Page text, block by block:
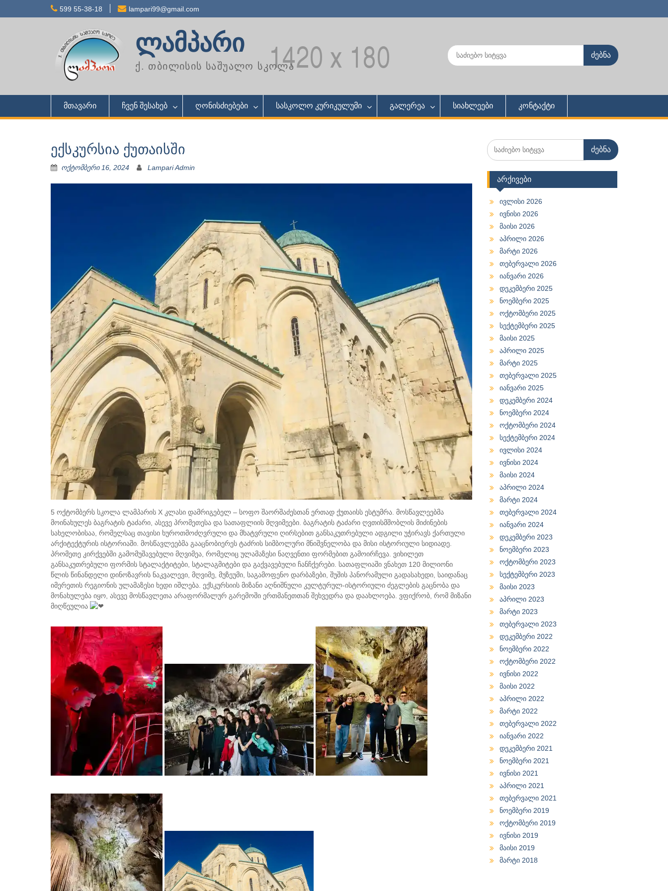
599 55-38-18 lampari99@gmail.com
ლამპარი
ქ. თბილისის საშუალო სკოლა
Search
for:
მთავარი ჩვენ შესახებ ღონისძიებები სასკოლო კურიკულუმი გალერეა სიახლეები კონტაქტი
ექსკურსია ქუთაისში
ოქტომბერი 16, 2024 Lampari Admin
5 ოქტომბერს სკოლა ლამპარის X კლასი დამრიგებელ – სოფო შაორშაძესთან ერთად ქუთაისს ესტუმრა. მოსწავლეებმა
მოინახულეს ბაგრატის ტაძარი, ასევე პრომეთესა და სათაფლიის მღვიმეები. ბაგრატის ტაძარი ღვთისმშობლის მიძინების
სახელობისაა, რომელსაც თავისი ხუროთმოძღვრული და მხატვრული ღირსებით განსაკუთრებული ადგილი უჭირავს ქართული
არქიტექტურის ისტორიაში. მოსწავლეებმა გააცნობიერეს ტაძრის სიმბოლური მნიშვნელობა და მისი ისტორიული სიდიადე.
პრომეთე კირქვებში გამომუშავებული მღვიმეა, რომელიც ულამაზესი ნაღვენთი ფორმებით გამოირჩევა. ვიხილეთ
განსაკუთრებული ფორმის სტალაქტიტები, სტალაგმიტები და გაქვავებული ჩანჩქერები. სათაფლიაში ვნახეთ 120 მილიონი
წლის წინანდელი დინოზავრის ნაკვალევი, მღვიმე, მუზეუმი, საგამოფენო დარბაზები, შუშის პანორამული გადასახედი, საიდანაც
იმერეთის რეგიონის ულამაზესი ხედი იშლება. ექსკურსიის მიზანი აღნიშნული კულტურულ-ისტორიული ძეგლების გაცნობა და
მონახულება იყო, ასევე მოსწავლეთა არაფორმალურ გარემოში ერთმანეთთან შეხვედრა და დაახლოება. ვფიქრობ, რომ მიზანი
მიღწეულია
Search
for:
არქივები
ივლისი 2026
ივნისი 2026
მაისი 2026
აპრილი 2026
მარტი 2026
თებერვალი 2026
იანვარი 2026
დეკემბერი 2025
ნოემბერი 2025
ოქტომბერი 2025
სექტემბერი 2025
მაისი 2025
აპრილი 2025
მარტი 2025
თებერვალი 2025
იანვარი 2025
დეკემბერი 2024
ნოემბერი 2024
ოქტომბერი 2024
სექტემბერი 2024
ივლისი 2024
ივნისი 2024
მაისი 2024
აპრილი 2024
მარტი 2024
თებერვალი 2024
იანვარი 2024
დეკემბერი 2023
ნოემბერი 2023
ოქტომბერი 2023
სექტემბერი 2023
მაისი 2023
აპრილი 2023
მარტი 2023
თებერვალი 2023
დეკემბერი 2022
ნოემბერი 2022
ოქტომბერი 2022
ივნისი 2022
მაისი 2022
აპრილი 2022
მარტი 2022
თებერვალი 2022
იანვარი 2022
დეკემბერი 2021
ნოემბერი 2021
ივნისი 2021
აპრილი 2021
თებერვალი 2021
ნოემბერი 2019
ოქტომბერი 2019
ივნისი 2019
მაისი 2019
მარტი 2018